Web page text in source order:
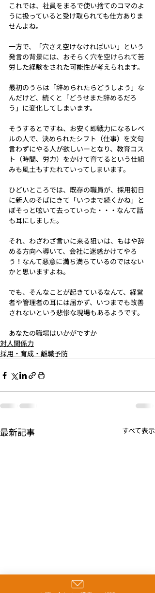
これでは、社員をまるで使い捨てのコマのよ
うに扱っていると受け取られても仕方ありま
せんよね。
一方で、「穴さえ空けなければいい」という
発言の背景には、おそらく穴を空けられて苦
労した経験をされた可能性が考えられます。
最初のうちは「辞められたらどうしよう」な
んだけど、続くと「どうせまた辞めるだろ
う」に変化してしまいます。
そうするとですね、お安く即戦力になるレベ
ルの人で、決められたシフト（仕事）を文句
言わずにやる人が欲しいーとなり、教育コス
ト（時間、労力）をかけて育てるという仕組
みも風土もすたれていってしまいます。
ひどいところでは、既存の職員が、採用初日
に新人のそばにきて「いつまで続くかね」と
ぼそっと呟いて去っていった・・・なんて話
も耳にしました。
それ、わざわざ言いに来る狙いは、もはや辞
める方向へ導いて、会社に迷惑かけてやろ
う！なんて悪意に満ち満ちているのではない
かと思いますよね。
でも、そんなことが起きているなんて、経営
者や管理者の耳には届かず、いつまでも改善
されないという悲惨な現場もあるようです。
あなたの職場はいかがですか
対人関係力
採用・育成・離職予防
最新記事 すべて表示